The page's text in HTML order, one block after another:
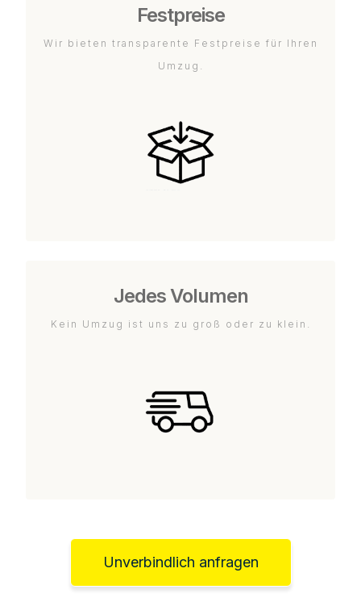
Festpreise
Wir bieten transparente Festpreise für Ihren
Umzug.
Jedes Volumen
Kein Umzug ist uns zu groß oder zu klein.
Unverbindlich anfragen